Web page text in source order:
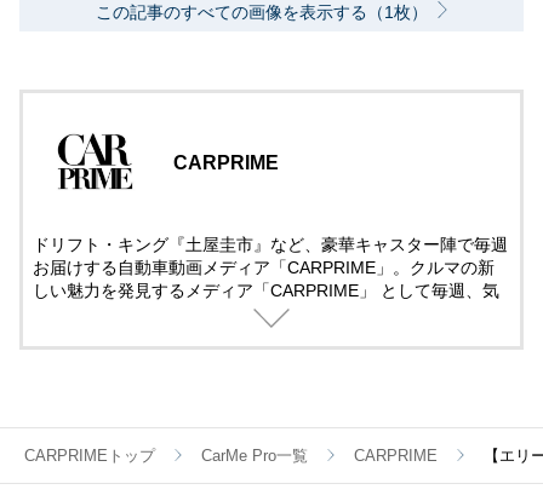
この記事のすべての画像を表示する（1枚）
CARPRIME
ドリフト・キング『土屋圭市』など、豪華キャスター陣で毎週
お届けする自動車動画メディア「CARPRIME」。クルマの新
しい魅力を発見するメディア「CARPRIME」 として毎週、気
になるクルマ、話題のクルマを取り上げ、クルマのある日常を
CARPRIMEトップ CarMe Pro一覧 CARPRIME 【エ